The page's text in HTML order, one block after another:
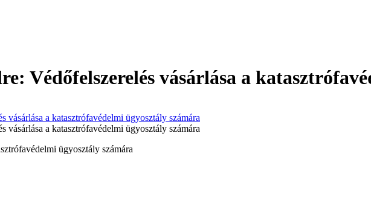
Védőfelszerelés vásárlása a
vásárlása a katasztrófavédelmi ügyosztály számára
vásárlása a katasztrófavédelmi ügyosztály számára
ügyosztály számára